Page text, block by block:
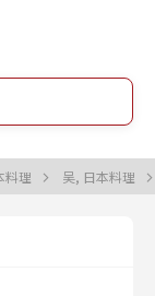
料理 吴, 日本料理